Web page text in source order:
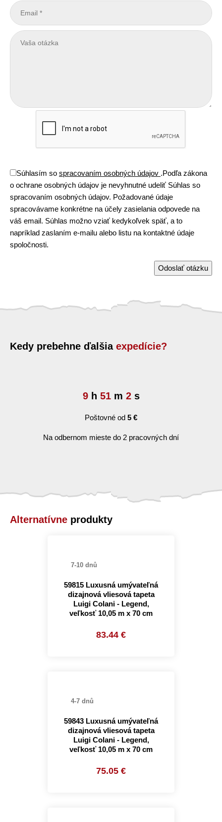
Súhlasím so spracovaním osobných údajov .Podľa zákona
o ochrane osobných údajov je nevyhnutné udeliť Súhlas so
spracovaním osobných údajov. Požadované údaje
spracovávame konkrétne na účely zasielania odpovede na
váš email. Súhlas možno vziať kedykoľvek späť, a to
napríklad zaslaním e-mailu alebo listu na kontaktné údaje
spoločnosti.
Odoslať otázku
Kedy prebehne ďalšia expedície?
9h 51m 1s
Poštovné od 5 €
Na odbernom mieste do 2 pracovných dní
Alternatívne produkty
7-10 dnů
59815 Luxusná umývateľná
dizajnová vliesová tapeta
Luigi Colani - Legend,
veľkosť 10,05 m x 70 cm
83.44 €
4-7 dnů
59843 Luxusná umývateľná
dizajnová vliesová tapeta
Luigi Colani - Legend,
veľkosť 10,05 m x 70 cm
75.05 €